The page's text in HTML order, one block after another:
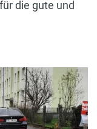
die gute und